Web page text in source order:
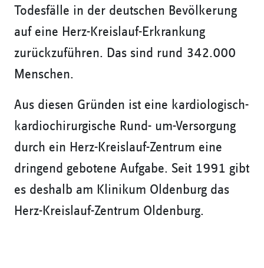
Todesfälle in der deutschen Bevölkerung
auf eine Herz-Kreislauf-Erkrankung
zurückzuführen. Das sind rund 342.000
Menschen.
Aus diesen Gründen ist eine kardiologisch-
kardiochirurgische Rund- um-Versorgung
durch ein Herz-Kreislauf-Zentrum eine
dringend gebotene Aufgabe. Seit 1991 gibt
es deshalb am Klinikum Oldenburg das
Herz-Kreislauf-Zentrum Oldenburg.